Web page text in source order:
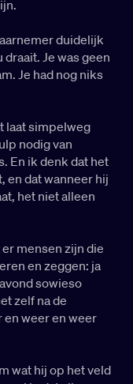
duidelijk
Je was geen
Je had nog niks
laat simpelweg
nodig van
En ik denk dat het
en dat wanneer hij
het niet alleen
mensen zijn die
en zeggen: ja
sowieso
zelf na de
en weer en weer
wat hij op het veld